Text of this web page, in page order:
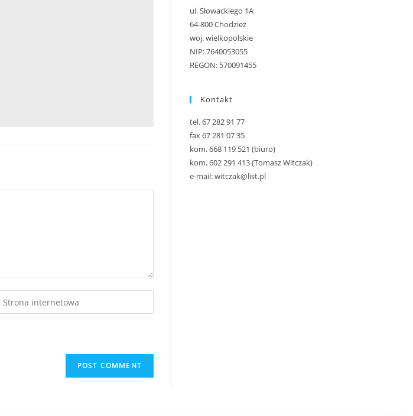
ul. Słowackiego 1A
64-800 Chodzież
woj. wielkopolskie
NIP: 7640053055
REGON: 570091455
Kontakt
tel. 67 282 91 77
fax 67 281 07 35
kom. 668 119 521 (biuro)
kom. 602 291 413 (Tomasz Witczak)
e-mail: witczak@list.pl